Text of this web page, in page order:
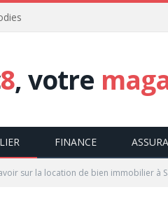
8, votre
FINANCE
sur la location de bien immobilier à